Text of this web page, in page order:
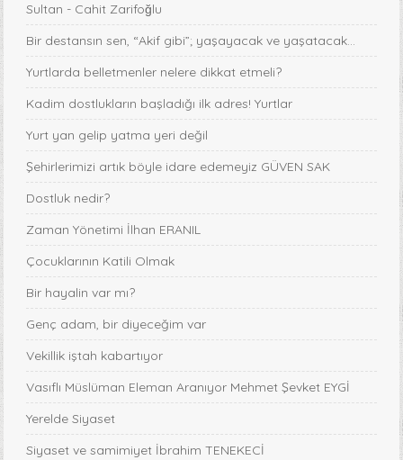
Sultan - Cahit Zarifoğlu
Bir destansın sen, “Akif gibi”; yaşayacak ve yaşatacak...
Yurtlarda belletmenler nelere dikkat etmeli?
Kadim dostlukların başladığı ilk adres! Yurtlar
Yurt yan gelip yatma yeri değil
Şehirlerimizi artık böyle idare edemeyiz GÜVEN SAK
Dostluk nedir?
Zaman Yönetimi İlhan ERANIL
Çocuklarının Katili Olmak
Bir hayalin var mı?
Genç adam, bir diyeceğim var
Vekillik iştah kabartıyor
Vasıflı Müslüman Eleman Aranıyor Mehmet Şevket EYGİ
Yerelde Siyaset
Siyaset ve samimiyet İbrahim TENEKECİ